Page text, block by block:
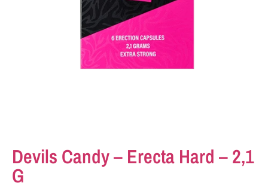
Devils Candy – Erecta Hard – 2,1
G